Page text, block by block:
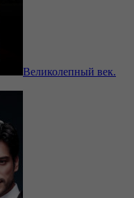
Великолепный век.